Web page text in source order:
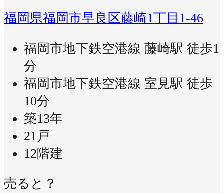
福岡県福岡市早良区藤崎1丁目1-46
福岡市地下鉄空港線 藤崎駅 徒歩1
分
福岡市地下鉄空港線 室見駅 徒歩
10分
築13年
21戸
12階建
売ると？